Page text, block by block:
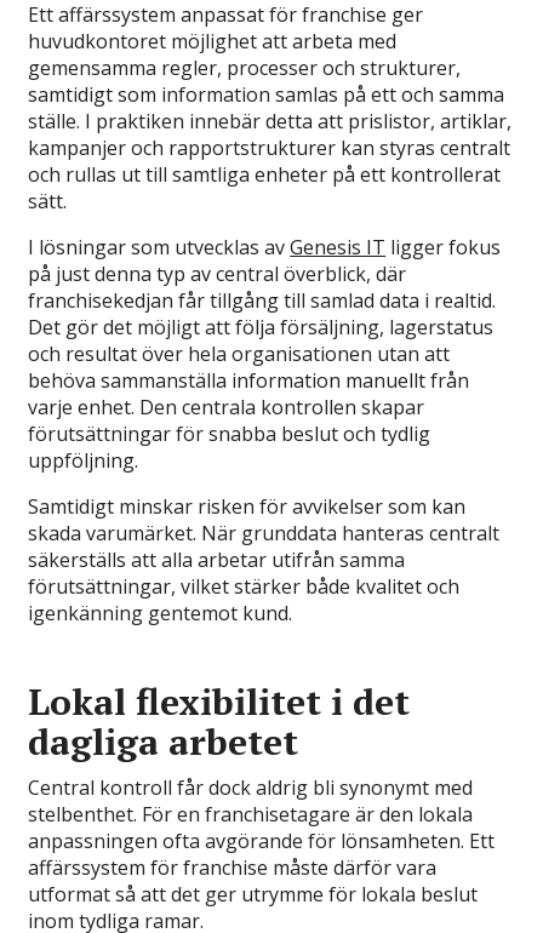
Ett affärssystem anpassat för franchise ger
huvudkontoret möjlighet att arbeta med
gemensamma regler, processer och strukturer,
samtidigt som information samlas på ett och samma
ställe. I praktiken innebär detta att prislistor, artiklar,
kampanjer och rapportstrukturer kan styras centralt
och rullas ut till samtliga enheter på ett kontrollerat
sätt.
I lösningar som utvecklas avGenesis IT ligger fokus
på just denna typ av central överblick, där
franchisekedjan får tillgång till samlad data i realtid.
Det gör det möjligt att följa försäljning, lagerstatus
och resultat över hela organisationen utan att
behöva sammanställa information manuellt från
varje enhet. Den centrala kontrollen skapar
förutsättningar för snabba beslut och tydlig
uppföljning.
Samtidigt minskar risken för avvikelser som kan
skada varumärket. När grunddata hanteras centralt
säkerställs att alla arbetar utifrån samma
förutsättningar, vilket stärker både kvalitet och
igenkänning gentemot kund.
Lokal flexibilitet i det
dagliga arbetet
Central kontroll får dock aldrig bli synonymt med
stelbenthet. För en franchisetagare är den lokala
anpassningen ofta avgörande för lönsamheten. Ett
affärssystem för franchise måste därför vara
utformat så att det ger utrymme för lokala beslut
inom tydliga ramar.